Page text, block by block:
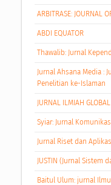
ARBITRASE: JOURNAL
ABDI EQUATOR
Thawalib: Jurnal
Jurnal Ahsana Media :
Penelitian ke-Islaman
JURNAL ILMIAH
Syiar: Jurnal
Jurnal Riset dan
JUSTIN (Jurnal Sistem
Baitul Ulum: jurnal